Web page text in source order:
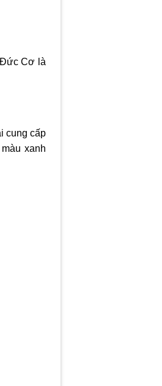
Đức Cơ là
cung cấp
xanh